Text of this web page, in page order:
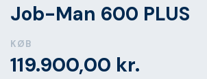
Job-Man 600 PLUS
KØB
119.900,00 kr.